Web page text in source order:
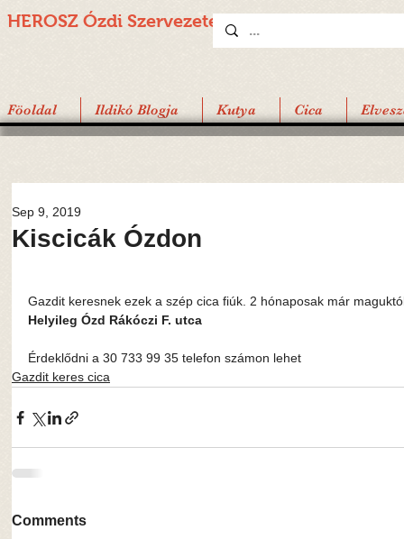
HEROSZ Ózdi Szervezete
Föoldal Ildikó Blogja Kutya Cica
Kiscicák Ózdon
Sep 9, 2019
Gazdit keresnek ezek a szép cica fiúk. 2 hónaposak már
Helyileg Ózd Rákóczi F. utca
Érdeklődni a 30 733 99 35 telefon számon lehet
Gazdit keres cica
Comments